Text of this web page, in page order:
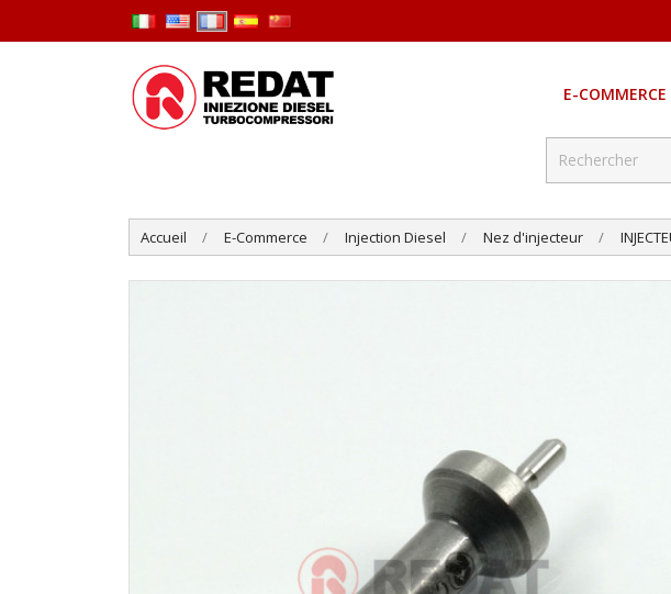
E-COMMERCE
Accueil E-Commerce Injection Diesel Nez d'injecteur